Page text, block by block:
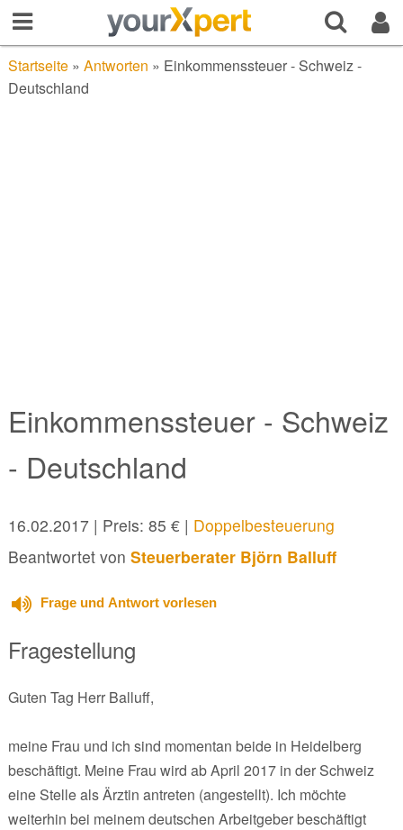
Startseite» Antworten » Einkommenssteuer - Schweiz -
Deutschland
Einkommenssteuer - Schweiz
- Deutschland
16.02.2017| Preis: 85 € | Doppelbesteuerung
Beantwortet von Steuerberater Björn Balluff
Frage und Antwort vorlesen
Fragestellung
Guten Tag Herr Balluff,
meine Frau und ich sind momentan beide in Heidelberg
beschäftigt. Meine Frau wird ab April 2017 in der Schweiz
eine Stelle als Ärztin antreten (angestellt). Ich möchte
weiterhin bei meinem deutschen Arbeitgeber beschäftigt